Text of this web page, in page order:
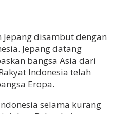
disambut dengan
Jepang datang
bangsa Asia dari
Indonesia telah
Eropa.
selama kurang